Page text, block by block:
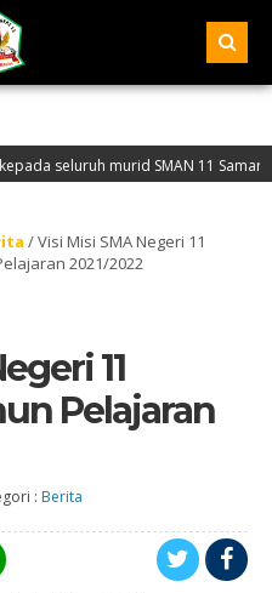
murid SMAN 11 Samarinda
/Visi Misi SMA Negeri 11
2021/2022
11
Pelajaran
: Berita